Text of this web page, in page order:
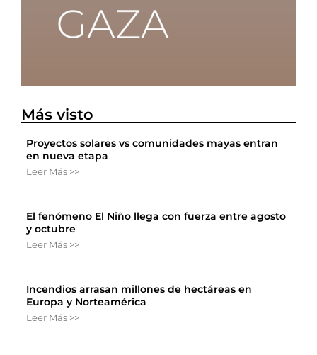
Más visto
Proyectos solares vs comunidades mayas entran
en nueva etapa
Leer Más >>
El fenómeno El Niño llega con fuerza entre agosto
y octubre
Leer Más >>
Incendios arrasan millones de hectáreas en
Europa y Norteamérica
Leer Más >>